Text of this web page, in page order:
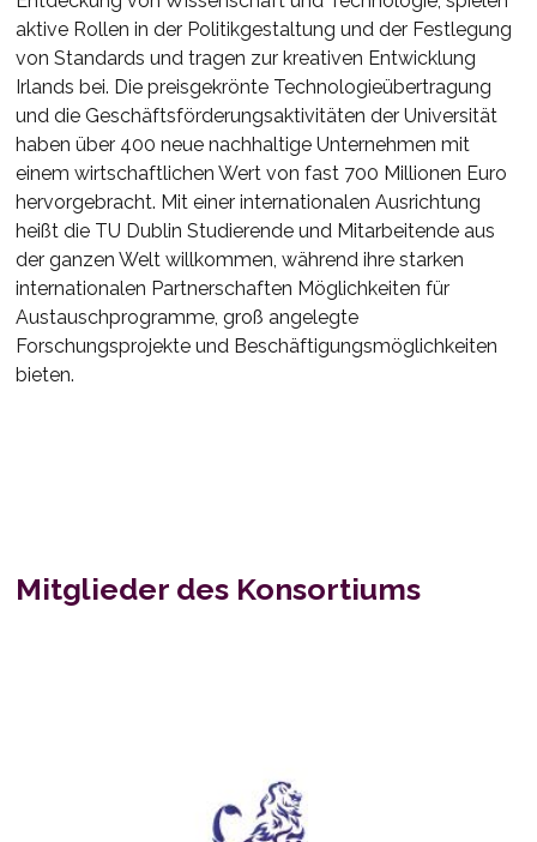
aktive Rollen in der Politikgestaltung und der Festlegung
von Standards und tragen zur kreativen Entwicklung
Irlands bei. Die preisgekrönte Technologieübertragung
und die Geschäftsförderungsaktivitäten der Universität
haben über 400 neue nachhaltige Unternehmen mit
einem wirtschaftlichen Wert von fast 700 Millionen Euro
hervorgebracht. Mit einer internationalen Ausrichtung
heißt die TU Dublin Studierende und Mitarbeitende aus
der ganzen Welt willkommen, während ihre starken
internationalen Partnerschaften Möglichkeiten für
Austauschprogramme, groß angelegte
Forschungsprojekte und Beschäftigungsmöglichkeiten
bieten.
Mitglieder des Konsortiums